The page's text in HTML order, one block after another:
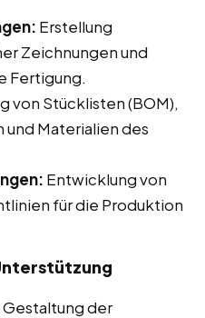
Erstellung
Zeichnungen und
Fertigung.
von Stücklisten (BOM),
Materialien des
Entwicklung von
für die Produktion
Gestaltung der